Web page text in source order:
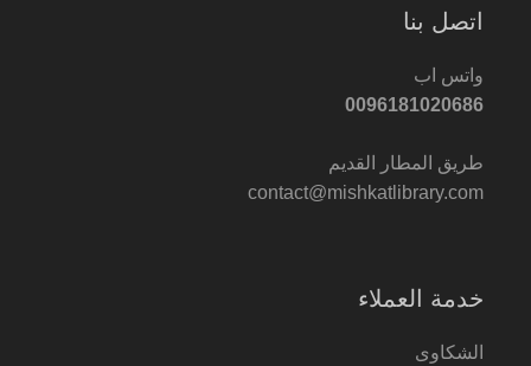
اتصل بنا
واتس اب
0096181020686
طريق المطار القديم
contact@mishkatlibrary.com
خدمة العملاء
الشكاوى